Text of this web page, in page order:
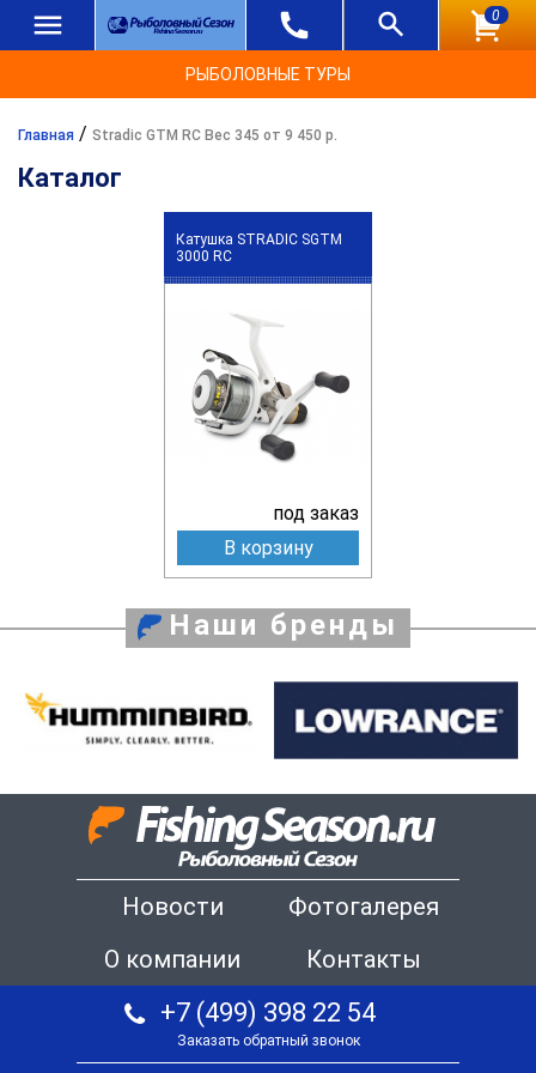
0
РЫБОЛОВНЫЕ ТУРЫ
Главная / Stradic GTM RC Вес 345 от 9 450 р.
Каталог
Катушка STRADIC SGTM
3000 RC
под заказ
В корзину
Наши бренды
Новости
Фотогалерея
О компании
Контакты
+7 (499) 398 22 54
Заказать обратный звонок